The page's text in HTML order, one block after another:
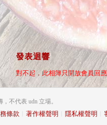
發表迴響
對不起，此相簿只開放會員回應
不代表 udn 立場。
條款 著作權聲明 隱私權聲明